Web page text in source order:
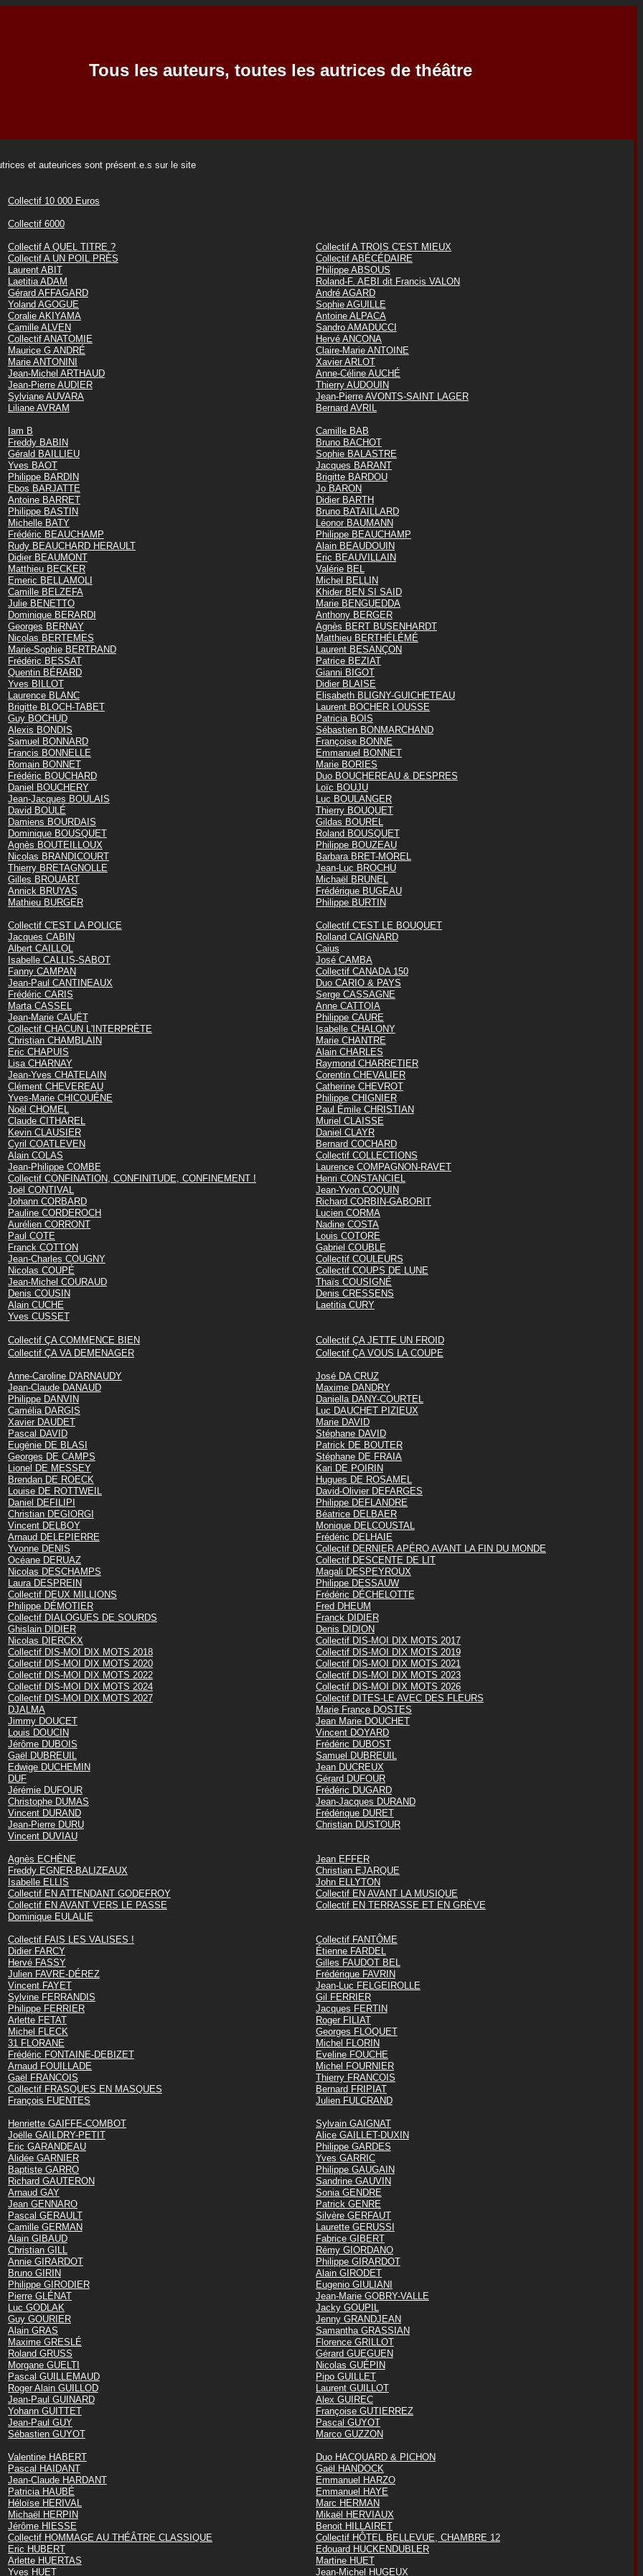
Tous les auteurs, toutes les autrices de théâtre
et auteurices sont présent.e.s sur le site
Collectif 10 000 Euros
Collectif 6000
Collectif A QUEL TITRE ?
Collectif A TROIS C'EST MIEUX
Collectif A UN POIL PRÈS
Collectif ABÉCÉDAIRE
Laurent ABIT
Philippe ABSOUS
Laetitia ADAM
Roland-F. AEBI dit Francis VALON
Gérard AFFAGARD
André AGARD
Yoland AGOGUE
Sophie AGUILLE
Coralie AKIYAMA
Antoine ALPACA
Camille ALVEN
Sandro AMADUCCI
Collectif ANATOMIE
Hervé ANCONA
Maurice G ANDRÉ
Claire-Marie ANTOINE
Marie ANTONINI
Xavier ARLOT
Jean-Michel ARTHAUD
Anne-Céline AUCHÉ
Jean-Pierre AUDIER
Thierry AUDOUIN
Sylviane AUVARA
Jean-Pierre AVONTS-SAINT LAGER
Liliane AVRAM
Bernard AVRIL
Iam B
Camille BAB
Freddy BABIN
Bruno BACHOT
Gérald BAILLIEU
Sophie BALASTRE
Yves BAOT
Jacques BARANT
Philippe BARDIN
Brigitte BARDOU
Ebos BARJATTE
Jo BARON
Antoine BARRET
Didier BARTH
Philippe BASTIN
Bruno BATAILLARD
Michelle BATY
Léonor BAUMANN
Frédéric BEAUCHAMP
Philippe BEAUCHAMP
Rudy BEAUCHARD HERAULT
Alain BEAUDOUIN
Didier BEAUMONT
Eric BEAUVILLAIN
Matthieu BECKER
Valérie BEL
Emeric BELLAMOLI
Michel BELLIN
Camille BELZEFA
Khider BEN SI SAID
Julie BENETTO
Marie BENGUEDDA
Dominique BERARDI
Anthony BERGER
Georges BERNAY
Agnès BERT BUSENHARDT
Nicolas BERTEMES
Matthieu BERTHÉLÉMÉ
Marie-Sophie BERTRAND
Laurent BESANÇON
Frédéric BESSAT
Patrice BEZIAT
Quentin BÉRARD
Gianni BIGOT
Yves BILLOT
Didier BLAISE
Laurence BLANC
Elisabeth BLIGNY-GUICHETEAU
Brigitte BLOCH-TABET
Laurent BOCHER LOUSSE
Guy BOCHUD
Patricia BOIS
Alexis BONDIS
Sébastien BONMARCHAND
Samuel BONNARD
Françoise BONNE
Francis BONNELLE
Emmanuel BONNET
Romain BONNET
Marie BORIES
Frédéric BOUCHARD
Duo BOUCHEREAU & DESPRES
Daniel BOUCHERY
Loïc BOUJU
Jean-Jacques BOULAIS
Luc BOULANGER
David BOULÉ
Thierry BOUQUET
Damiens BOURDAIS
Gildas BOUREL
Dominique BOUSQUET
Roland BOUSQUET
Agnès BOUTEILLOUX
Philippe BOUZEAU
Nicolas BRANDICOURT
Barbara BRET-MOREL
Thierry BRETAGNOLLE
Jean-Luc BROCHU
Gilles BROUART
Michaël BRUNEL
Annick BRUYAS
Frédérique BUGEAU
Mathieu BURGER
Philippe BURTIN
Collectif C'EST LA POLICE
Collectif C'EST LE BOUQUET
Jacques CABIN
Rolland CAIGNARD
Albert CAILLOL
Caius
Isabelle CALLIS-SABOT
José CAMBA
Fanny CAMPAN
Collectif CANADA 150
Jean-Paul CANTINEAUX
Duo CARIO & PAYS
Frédéric CARIS
Serge CASSAGNE
Marta CASSEL
Anne CATTOIA
Jean-Marie CAUËT
Philippe CAURE
Collectif CHACUN L'INTERPRÈTE
Isabelle CHALONY
Christian CHAMBLAIN
Marie CHANTRE
Eric CHAPUIS
Alain CHARLES
Lisa CHARNAY
Raymond CHARRETIER
Jean-Yves CHATELAIN
Corentin CHEVALIER
Clément CHEVEREAU
Catherine CHEVROT
Yves-Marie CHICOUÉNE
Philippe CHIGNIER
Noël CHOMEL
Paul Émile CHRISTIAN
Claude CITHAREL
Muriel CLAISSE
Kevin CLAUSIER
Daniel CLAYR
Cyril COATLEVEN
Bernard COCHARD
Alain COLAS
Collectif COLLECTIONS
Jean-Philippe COMBE
Laurence COMPAGNON-RAVET
Collectif CONFINATION, CONFINITUDE, CONFINEMENT !
Henri CONSTANCIEL
Joël CONTIVAL
Jean-Yvon COQUIN
Johann CORBARD
Richard CORBIN-GABORIT
Pauline CORDEROCH
Lucien CORMA
Aurélien CORRONT
Nadine COSTA
Paul COTE
Louis COTORE
Franck COTTON
Gabriel COUBLE
Jean-Charles COUGNY
Collectif COULEURS
Nicolas COUPÉ
Collectif COUPS DE LUNE
Jean-Michel COURAUD
Thaïs COUSIGNÉ
Denis COUSIN
Denis CRESSENS
Alain CUCHE
Laetitia CURY
Yves CUSSET
Collectif ÇA COMMENCE BIEN
Collectif ÇA JETTE UN FROID
Collectif ÇA VA DEMENAGER
Collectif ÇA VOUS LA COUPE
Anne-Caroline D'ARNAUDY
José DA CRUZ
Jean-Claude DANAUD
Maxime DANDRY
Philippe DANVIN
Daniella DANY-COURTEL
Camélia DARGIS
Luc DAUCHET PIZIEUX
Xavier DAUDET
Marie DAVID
Pascal DAVID
Stéphane DAVID
Eugénie DE BLASI
Patrick DE BOUTER
Georges DE CAMPS
Stéphane DE FRAIA
Lionel DE MESSEY
Kari DE POIRIN
Brendan DE ROECK
Hugues DE ROSAMEL
Louise DE ROTTWEIL
David-Olivier DEFARGES
Daniel DEFILIPI
Philippe DEFLANDRE
Christian DEGIORGI
Béatrice DELBAER
Vincent DELBOY
Monique DELCOUSTAL
Arnaud DELEPIERRE
Frédéric DELHAIE
Yvonne DENIS
Collectif DERNIER APÉRO AVANT LA FIN DU MONDE
Océane DERUAZ
Collectif DESCENTE DE LIT
Nicolas DESCHAMPS
Magali DESPEYROUX
Laura DESPREIN
Philippe DESSAUW
Collectif DEUX MILLIONS
Frédéric DÉCHELOTTE
Philippe DÉMOTIER
Fred DHEUM
Collectif DIALOGUES DE SOURDS
Franck DIDIER
Ghislain DIDIER
Denis DIDION
Nicolas DIERCKX
Collectif DIS-MOI DIX MOTS 2017
Collectif DIS-MOI DIX MOTS 2018
Collectif DIS-MOI DIX MOTS 2019
Collectif DIS-MOI DIX MOTS 2020
Collectif DIS-MOI DIX MOTS 2021
Collectif DIS-MOI DIX MOTS 2022
Collectif DIS-MOI DIX MOTS 2023
Collectif DIS-MOI DIX MOTS 2024
Collectif DIS-MOI DIX MOTS 2026
Collectif DIS-MOI DIX MOTS 2027
Collectif DITES-LE AVEC DES FLEURS
DJALMA
Marie France DOSTES
Jimmy DOUCET
Jean Marie DOUCHET
Louis DOUCIN
Vincent DOYARD
Jérôme DUBOIS
Frédéric DUBOST
Gaël DUBREUIL
Samuel DUBREUIL
Edwige DUCHEMIN
Jean DUCREUX
DUF
Gérard DUFOUR
Jérémie DUFOUR
Frédéric DUGARD
Christophe DUMAS
Jean-Jacques DURAND
Vincent DURAND
Frédérique DURET
Jean-Pierre DURU
Christian DUSTOUR
Vincent DUVIAU
Agnès ECHÈNE
Jean EFFER
Freddy EGNER-BALIZEAUX
Christian EJARQUE
Isabelle ELLIS
John ELLYTON
Collectif EN ATTENDANT GODEFROY
Collectif EN AVANT LA MUSIQUE
Collectif EN AVANT VERS LE PASSE
Collectif EN TERRASSE ET EN GRÈVE
Dominique EULALIE
Collectif FAIS LES VALISES !
Collectif FANTÔME
Didier FARCY
Étienne FARDEL
Hervé FASSY
Gilles FAUDOT BEL
Julien FAVRE-DÉREZ
Frédérique FAVRIN
Vincent FAYET
Jean-Luc FELGEIROLLE
Sylvine FERRANDIS
Gil FERRIER
Philippe FERRIER
Jacques FERTIN
Arlette FETAT
Roger FILIAT
Michel FLECK
Georges FLOQUET
31 FLORANE
Michel FLORIN
Frédéric FONTAINE-DEBIZET
Eveline FOUCHE
Arnaud FOUILLADE
Michel FOURNIER
Gaël FRANCOIS
Thierry FRANCOIS
Collectif FRASQUES EN MASQUES
Bernard FRIPIAT
François FUENTES
Julien FULCRAND
Henriette GAIFFE-COMBOT
Sylvain GAIGNAT
Joëlle GAILDRY-PETIT
Alice GAILLET-DUXIN
Eric GARANDEAU
Philippe GARDES
Alidée GARNIER
Yves GARRIC
Baptiste GARRO
Philippe GAUGAIN
Richard GAUTERON
Sandrine GAUVIN
Arnaud GAY
Sonia GENDRE
Jean GENNARO
Patrick GENRE
Pascal GERAULT
Silvère GERFAUT
Camille GERMAN
Laurette GERUSSI
Alain GIBAUD
Fabrice GIBERT
Christian GILL
Rémy GIORDANO
Annie GIRARDOT
Philippe GIRARDOT
Bruno GIRIN
Alain GIRODET
Philippe GIRODIER
Eugenio GIULIANI
Pierre GLÉNAT
Jean-Marie GOBRY-VALLE
Luc GODLAK
Jacky GOUPIL
Guy GOURIER
Jenny GRANDJEAN
Alain GRAS
Samantha GRASSIAN
Maxime GRESLÉ
Florence GRILLOT
Roland GRUSS
Gérard GUEGUEN
Morgane GUELTI
Nicolas GUÉPIN
Pascal GUILLEMAUD
Pipo GUILLET
Roger Alain GUILLOD
Laurent GUILLOT
Jean-Paul GUINARD
Alex GUIREC
Yohann GUITTET
Françoise GUTIERREZ
Jean-Paul GUY
Pascal GUYOT
Sébastien GUYOT
Marco GUZZON
Valentine HABERT
Duo HACQUARD & PICHON
Pascal HAIDANT
Gaël HANDOCK
Jean-Claude HARDANT
Emmanuel HARZO
Patricia HAUBÉ
Emmanuel HAYE
Héloïse HERIVAL
Marc HERMAN
Michaël HERPIN
Mikaël HERVIAUX
Jérôme HIESSE
Benoit HILLAIRET
Collectif HOMMAGE AU THÉÂTRE CLASSIQUE
Collectif HÔTEL BELLEVUE, CHAMBRE 12
Eric HUBERT
Edouard HUCKENDUBLER
Arlette HUERTAS
Martine HUET
Yves HUET
Jean-Michel HUGEUX